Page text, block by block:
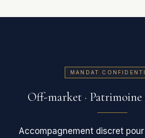
MANDAT
Off-market · Patrimoine
Accompagnement discret